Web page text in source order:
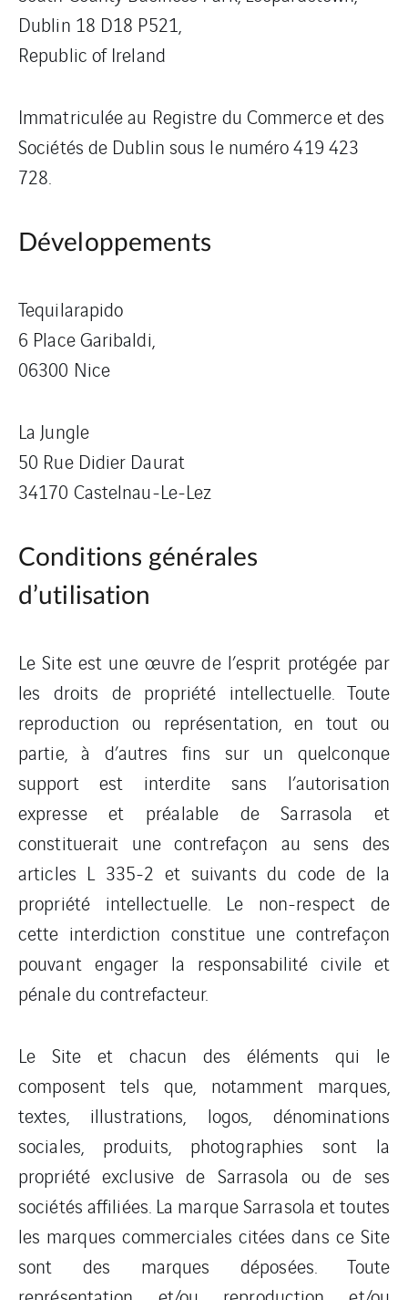
Dublin 18 D18 P521,
Republic of Ireland
Immatriculée au Registre du Commerce et des
Sociétés de Dublin sous le numéro 419 423
728.
Développements
Tequilarapido
6 Place Garibaldi,
06300 Nice
La Jungle
50 Rue Didier Daurat
34170 Castelnau-Le-Lez
Conditions générales
d’utilisation
Le Site est une œuvre de l’esprit protégée par
les droits de propriété intellectuelle. Toute
reproduction ou représentation, en tout ou
partie, à d’autres fins sur un quelconque
support est interdite sans l’autorisation
expresse et préalable de Sarrasola et
constituerait une contrefaçon au sens des
articles L 335-2 et suivants du code de la
propriété intellectuelle. Le non-respect de
cette interdiction constitue une contrefaçon
pouvant engager la responsabilité civile et
pénale du contrefacteur.
Le Site et chacun des éléments qui le
composent tels que, notamment marques,
textes, illustrations, logos, dénominations
sociales, produits, photographies sont la
propriété exclusive de Sarrasola ou de ses
sociétés affiliées. La marque Sarrasola et toutes
les marques commerciales citées dans ce Site
sont des marques déposées. Toute